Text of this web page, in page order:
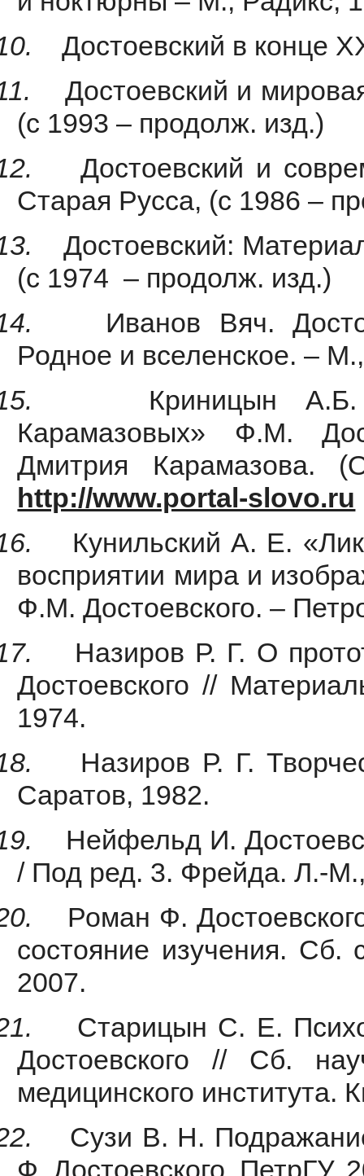
Достоевский в конце
Достоевский и
(с 1993 – продолж. изд.)
Достоевский и
Старая Русса, (с 1986 –
Достоевский:
(с 1974 – продолж. изд.)
Иванов Вяч.
Родное и вселенское. –
Криницын
Карамазовых» Ф.М.
Дмитрия Карамазова.
http://www.portal-slovo.ru
Кунильский А. Е.
восприятии мира и
Ф.М. Достоевского. –
Назиров Р. Г. О
Достоевского //
1974.
Назиров Р. Г.
Саратов, 1982.
Нейфельд И.
/ Под ред. 3. Фрейда. Л.-
Роман Ф.
состояние изучения. Сб.
2007.
Старицын С. Е.
Достоевского // Сб.
медицинского института.
Сузи В. Н.
Ф. Достоевского. ПетрГУ,